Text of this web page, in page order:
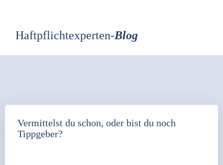
Haftpflichtexperten-Blog
Vermittelst du schon, oder bist du noch
Tippgeber?